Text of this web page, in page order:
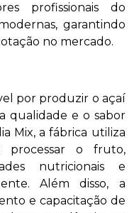
profissionais do
garantindo
no mercado.
por produzir o açaí
qualidade e o sabor
Mix, a fábrica utiliza
processar o fruto,
nutricionais e
Além disso, a
e capacitação de